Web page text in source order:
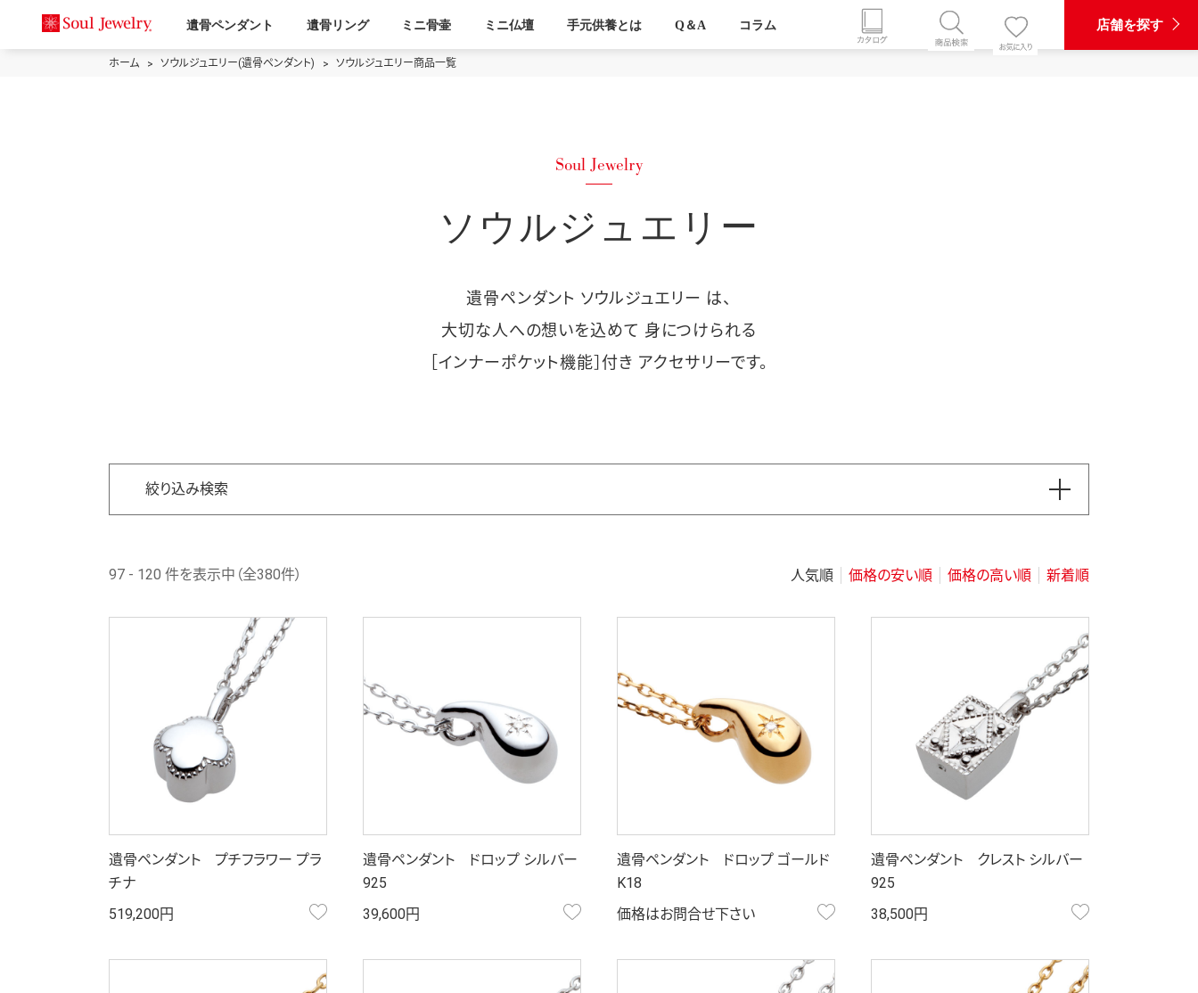
遺骨ペンダント 遺骨リング ミニ骨壷 ミニ仏壇 手元供養とは Q＆A コラム 店舗を探す
ホーム ソウルジュエリー(遺骨ペンダント) ソウルジュエリー商品一覧
ソウルジュエリー
遺骨ペンダント ソウルジュエリー は、
大切な人への想いを込めて 身につけられる
［インナーポケット機能］付き アクセサリーです。
絞り込み検索
人気順 価格の安い順 価格の高い順 新着順
97 - 120 件を表示中（全380件）
遺骨ペンダント プチフラワー プラ
チナ
519,200円
お気に入り
遺骨ペンダント ドロップ シルバー
925
39,600円
お気に入り
遺骨ペンダント ドロップ ゴールド
K18
価格はお問合せ下さい
お気に入り
遺骨ペンダント クレスト シルバー
925
38,500円